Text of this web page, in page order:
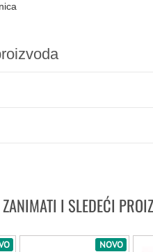
I SLEDEĆI
NOVO